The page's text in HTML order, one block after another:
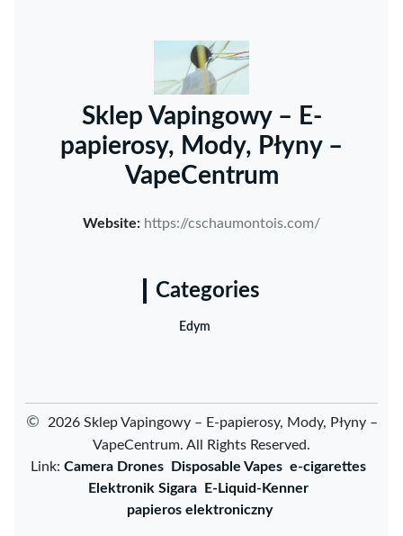
Sklep Vapingowy – E-
papierosy, Mody, Płyny –
VapeCentrum
Website: https://cschaumontois.com/
Categories
Edym
©
2026 Sklep Vapingowy – E-papierosy, Mody, Płyny –
VapeCentrum. All Rights Reserved.
Link: Camera Drones Disposable Vapes e-cigarettes
Elektronik Sigara
E-Liquid-Kenner
papieros elektroniczny